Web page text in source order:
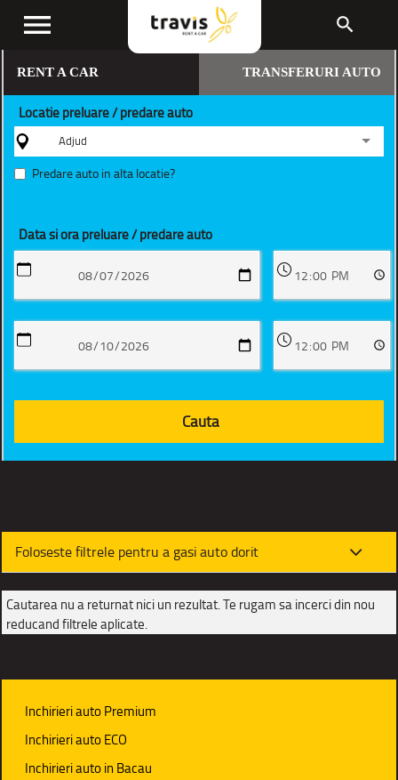
menu search
RENT A CAR TRANSFERURI AUTO
Locatie preluare / predare auto
Adjud
Predare auto in alta locatie?
Data si ora preluare / predare auto
Foloseste filtrele pentru a gasi auto dorit
Cautarea nu a returnat nici un rezultat. Te rugam sa incerci din nou
reducand filtrele aplicate.
Inchirieri auto Premium
Inchirieri auto ECO
Inchirieri auto in Bacau